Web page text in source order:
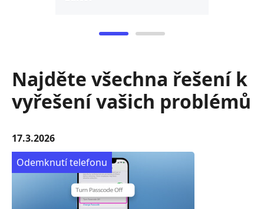
Najděte všechna řešení k
vyřešení vašich problémů
Odemknutí telefonu
17.3.2026